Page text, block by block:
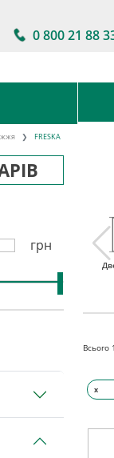
0 800 21 88
FRESKA
грн
двері
Всього
x